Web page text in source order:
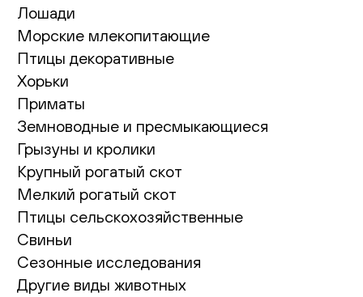
Лошади
Морские млекопитающие
Птицы декоративные
Хорьки
Приматы
Земноводные и пресмыкающиеся
Грызуны и кролики
Крупный рогатый скот
Мелкий рогатый скот
Птицы сельскохозяйственные
Свиньи
Сезонные исследования
Другие виды животных